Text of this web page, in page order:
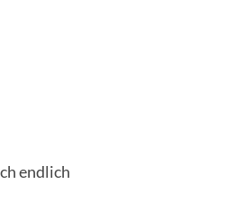
endlich